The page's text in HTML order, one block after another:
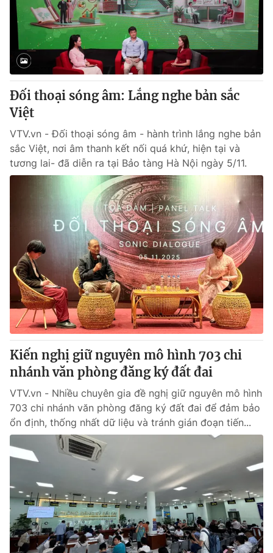
Thị trường 24h Tấm lòng Việt
VTV4 Vươn mình bằng AI
VTV9 VTV8
Liên hệ tòa soạn
Theo dõi báo trên
Cơ quan chủ quản:Đài Truyền hình Việt Nam
Cơ quan báo chí:Thời báo VTV
Giấy phép hoạt động báo in và báo điện tử số 483/GP-BTTTT
cấp ngày 29/12/2023
Tổng Biên tập:Vũ Thanh Thủy
Phó Tổng Biên tập:Nguyễn Thị Mỹ Hạnh, Phạm Quốc Thắng,
Nguyễn Trọng Ninh
Tổng đài VTV:024.38 355 931 - 024.38 355 932
Ðiện thoại Thời báo VTV:
024.66 897 897
Email:toasoan@vtv.vn
Liên hệ quảng cáo:024-7300.7108
Đối thoại sóng âm: Lắng nghe bản sắc
Việt
VTV.vn - Đối thoại sóng âm - hành trình lắng nghe bản
sắc Việt, nơi âm thanh kết nối quá khứ, hiện tại và
tương lai- đã diễn ra tại Bảo tàng Hà Nội ngày 5/11.
Kiến nghị giữ nguyên mô hình 703 chi
nhánh văn phòng đăng ký đất đai
VTV.vn - Nhiều chuyên gia đề nghị giữ nguyên mô hình
703 chi nhánh văn phòng đăng ký đất đai để đảm bảo
ổn định, thống nhất dữ liệu và tránh gián đoạn tiến...